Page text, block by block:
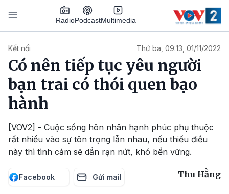
Nhảy đến nội dung
RadioPodcastMultimedia
Kết nối Thứ ba, 09:13, 01/11/2022
Có nên tiếp tục yêu người
bạn trai có thói quen bạo
hành
[VOV2] - Cuộc sống hôn nhân hạnh phúc phụ thuộc
rất nhiều vào sự tôn trọng lẫn nhau, nếu thiếu điều
này thì tình cảm sẽ dần rạn nứt, khó bền vững.
Facebook Gửi mail Thu Hằng